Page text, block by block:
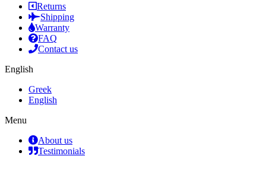
Returns
Shipping
Warranty
FAQ
Contact us
English
Greek
English
Menu
About us
Testimonials